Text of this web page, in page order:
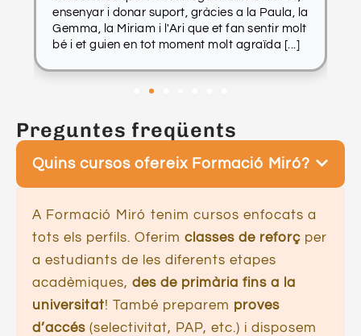
ensenyar i donar suport, gràcies a la Paula, la
Gemma, la Miriam i l'Ari que et fan sentir molt
bé i et guien en tot moment molt agraïda [...]
Preguntes freqüents
Quins cursos ofereix Formació Miró?
A Formació Miró tenim cursos enfocats a
tots els perfils. Oferim classes de reforç per
a estudiants de les diferents etapes
acadèmiques, des de primària fins a la
universitat! També preparem proves
d’accés (selectivitat, PAP, etc.) i disposem